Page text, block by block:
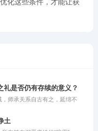
化这些条件，才能让获
礼是否仍有存续的意义？
师承关系自古有之，延绵不
，置身于瞬息万变的短视频时
得，一个引人深思的问题浮出
土